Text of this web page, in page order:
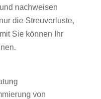
nachweisen
die Streuverluste,
Sie können Ihr
von